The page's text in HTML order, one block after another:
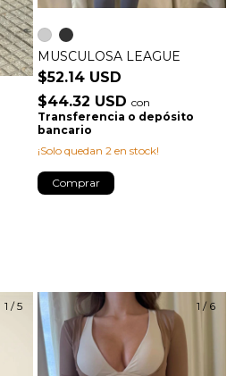
MUSCULOSA LEAGUE
$52.14 USD
$44.32 USD con
Transferencia o depósito
bancario
¡Solo quedan 2en stock!
Comprar
1 /5 1 / 6